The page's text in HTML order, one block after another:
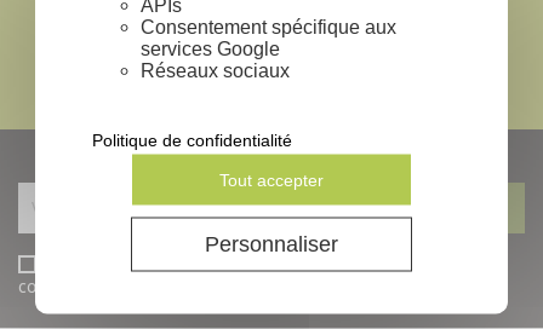
APIs
Consentement spécifique aux
services Google
Réseaux sociaux
Tout accepter
Personnaliser
Politique de confidentialité
mail
NEWSLETTERS
confidentialité